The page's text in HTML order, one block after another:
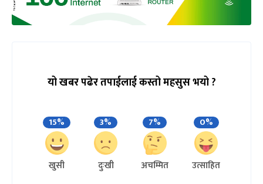
यो खबर पढेर तपाईलाई कस्तो महसुस भयो ?
15%
खुसी
3%
दुःखी
7%
अचम्मित
0%
उत्साहित